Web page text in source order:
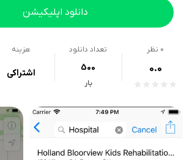
دانلود اپلیکیشن
0 نظر
0.0
تعداد دانلود
500
بار
هزینه
اشتراکی